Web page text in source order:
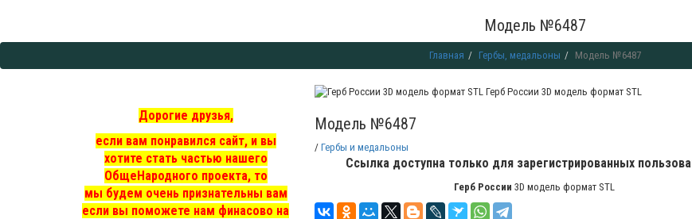
Модель №6487
Главная Гербы, медальоны Модель №6487
Дорогие друзья,
если вам понравился сайт, и вы
хотите стать частью нашего
ОбщеНародного проекта, то
мы будем очень признательны вам
если вы поможете нам финасово на
Герб России 3D модель формат STL
Модель №6487
/ Гербы и медальоны
Ссылка доступна только для зарегистрированных
Герб России 3D модель формат STL